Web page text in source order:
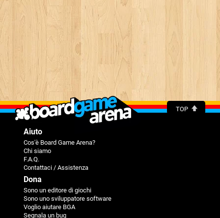
TOP
Aiuto
Cos'è Board Game Arena?
Chi siamo
F.A.Q.
Contattaci / Assistenza
Dona
Sono un editore di giochi
Sono uno sviluppatore software
Voglio aiutare BGA
Segnala un bug